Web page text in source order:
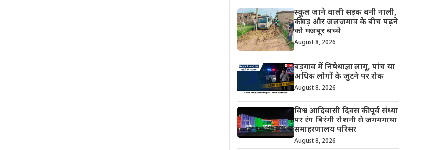
स्कूल जाने वाली सड़क बनी नाली,
कीचड़ और जलजमाव के बीच पढ़ने
को मजबूर बच्चे
August 8, 2026
बड़गांव में निषेधाज्ञा लागू, पांच या
अधिक लोगों के जुटने पर रोक
August 8, 2026
विश्व आदिवासी दिवस की पूर्व संध्या
पर रंग-बिरंगी रोशनी से जगमगाया
समाहरणालय परिसर
August 8, 2026